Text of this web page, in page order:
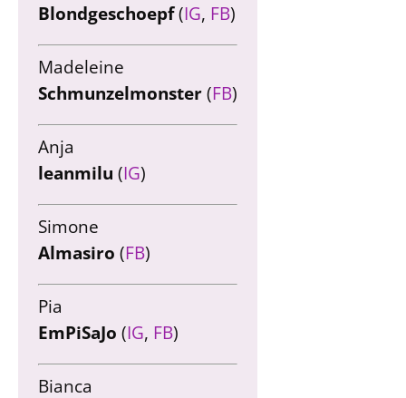
Blondgeschoepf(IG, FB)
Madeleine
Schmunzelmonster (FB)
Anja
leanmilu (IG)
Simone
Almasiro (FB)
Pia
EmPiSaJo (IG, FB)
Bianca